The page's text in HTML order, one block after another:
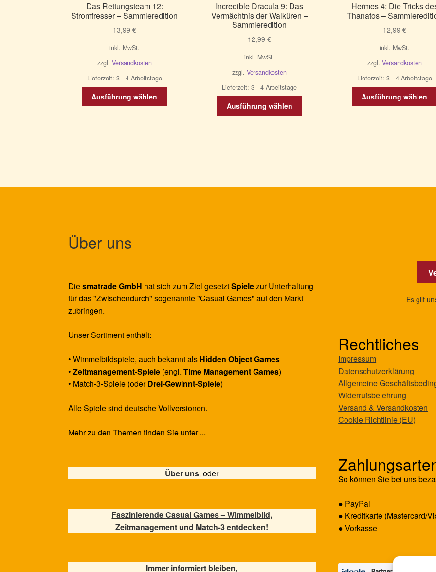
Das Rettungsteam 12:
Stromfresser – Sammleredition
13,99 €
inkl. MwSt.
zzgl. Versandkosten
Lieferzeit: 3 - 4 Arbeitstage
Ausführung wählen
auf
Incredible Dracula 9: Das
Vermächtnis der Walküren –
Sammleredition
12,99€
inkl. MwSt.
zzgl.Versandkosten
Lieferzeit:3 - 4 Arbeitstage
Ausführung wählen
können
Hermes 4: Die Tricks
Thanatos –
12,99 €
inkl. MwSt.
zzgl. Versandkosten
Lieferzeit: 3 - 4 Arbeitstage
Ausführung wählen
Über uns
Diesmatrade GmbH hat sich zum Ziel gesetztSpielezur Unterhaltung
für das "Zwischendurch" sogenannte "Casual Games" auf den Markt
zubringen.
Unser Sortiment enthält:
• Wimmelbildspiele, auch bekannt als Hidden Object Games
•Zeitmanagement-Spiele (engl.Time Management Games)
• Match-3-Spiele (oderDrei-Gewinnt-Spiele)
Alle Spiele sind deutsche Vollversionen.
Mehr zu den Themen finden Sie unter ...
Über uns, oder
Faszinierende Casual Games – Wimmelbild,
Zeitmanagement und Match-3 entdecken!
Immer informiert bleiben,
Es gilt
Rechtliches
Impressum
Datenschutzerklärung
Allgemeine
Widerrufsbelehrung
Versand & Versandkosten
Cookie Richtlinie (EU)
So können Sie bei uns
● PayPal
● Kreditkarte (Mastercard/
● Vorkasse